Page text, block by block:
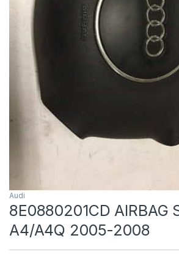
Audi
8E0880201CD AIRBAG
A4/A4Q 2005-2008